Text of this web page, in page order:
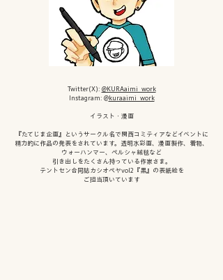
Twitter(X): @KURAaimi_work
Instagram: @kuraaimi_work
イラスト・漫画
『たてじま企画』というサークル名で関西コミティアなどイベントに
精力的に作品の発表をされています。透明水彩画、漫画製作、着物、
ウォーハンマー、ペルシャ絨毯など
引き出しを たくさん持っている作家さま。
テントセン合同誌カシオペヤvol2『黒』の表紙絵を
ご担当頂いています